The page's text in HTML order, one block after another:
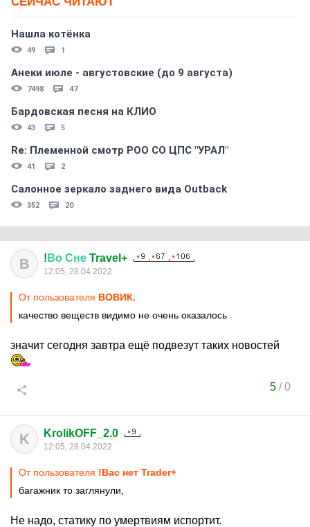
Нашла котёнка
49 1
Анеки июле - августовские (до 9 августа)
7498 47
Бардовская песня на КЛИО
43 5
Re: Племеннoй смoтр РOO CO ЦПС "УРАЛ"
41 2
Салонное зеркало заднего вида Outback
352 20
В ! Во Сне Travel+
12:05, 28.04.2022
От пользователя ВОВИК.
качество веществ видимо не очень оказалось
значит сегодня завтра ещё подвезут таких новостей
5/0
K KrolikOFF_2.0
12:05, 28.04.2022
От пользователя !Вас нет Trader+
багажник то заглянули,
Не надо, статику по умертвиям испортит.